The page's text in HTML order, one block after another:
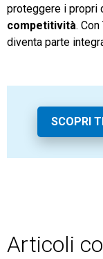
proteggere i propri
competitività.
diventa parte
SCOPRI
Articoli